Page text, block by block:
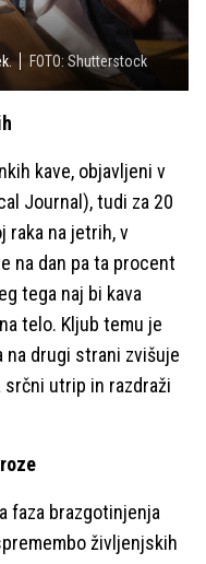
FOTO: Shutterstock
kave, objavljeni v
Journal), tudi za 20
raka na jetrih, v
na dan pa ta procent
tega naj bi kava
telo. Kljub temu je
na drugi strani zvišuje
utrip in razdraži
faza brazgotinjenja
življenjskih